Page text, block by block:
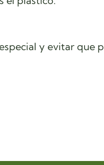
y evitar que